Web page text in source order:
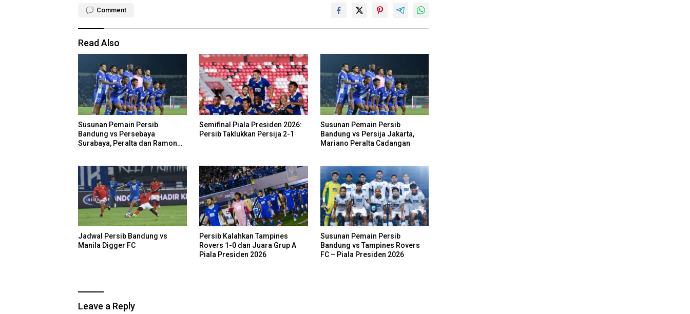
Comment
Read Also
Susunan Pemain Persib
Bandung vs Persebaya
Surabaya, Peralta dan Ramon
Semifinal Piala Presiden 2026:
Persib Taklukkan Persija 2-1
Susunan Pemain Persib
Bandung vs Persija Jakarta,
Mariano Peralta Cadangan
Jadwal Persib Bandung vs
Manila Digger FC
Persib Kalahkan Tampines
Rovers 1-0 dan Juara Grup A
Piala Presiden 2026
Susunan Pemain Persib
Bandung vs Tampines Rovers
FC – Piala Presiden 2026
Leave a Reply